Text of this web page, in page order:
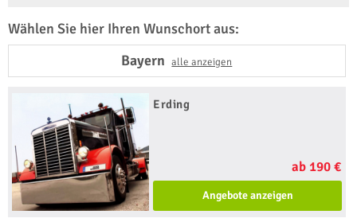
Wählen Sie hier Ihren Wunschort aus:
Bayernalle anzeigen
Erding
ab 190 €
Angebote anzeigen